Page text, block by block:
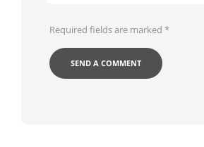
Required fields are marked *